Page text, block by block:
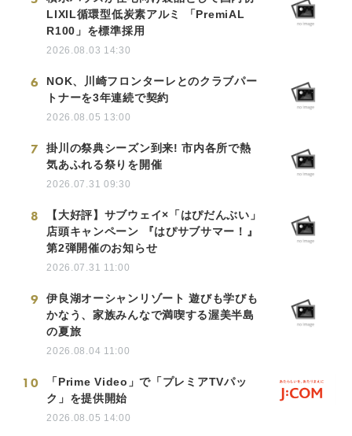
LIXIL循環型低炭素アルミ 「PremiAL
R100」を標準採用
2026.08.03 14:30
6
NOK、川崎フロンターレとのクラブパー
トナーを3年連続で契約
2026.08.05 13:00
7
掛川の祭典シーズン到来! 市内各所で熱
気あふれる祭りを開催
2026.07.31 09:30
8
【大好評】サブウェイ×「はぴだんぶい」
店頭キャンペーン 『はぴサブサマー！』
第2弾開催のお知らせ
2026.07.31 11:00
9
伊良湖オーシャンリゾート 遊びも学びも
かなう、家族みんなで満喫する渥美半島
の夏旅
2026.08.04 11:00
10
「Prime Video」で「プレミアTVパッ
ク」を提供開始
2026.08.05 14:00